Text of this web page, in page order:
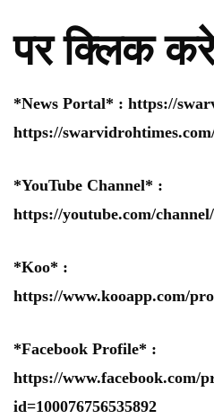
पर क्लिक
*News Portal* : https://
https://
*YouTube Channel* :
https://youtube.com/
*Koo* :
https://www.kooapp.com/
*Facebook Profile* :
https://www.facebook.com/
id=100076756535892